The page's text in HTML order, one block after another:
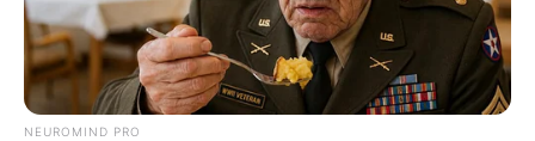
NEUROMIND PRO